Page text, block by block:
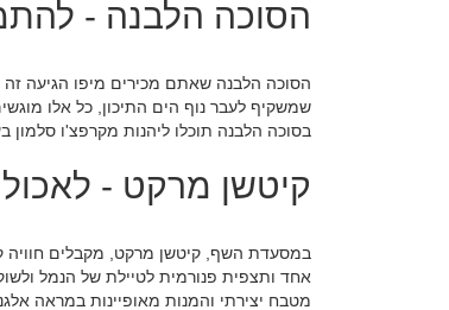
הסוכה הלבנה -
הסוכה הלבנה שאתם מכירים מיפו הגיעה
שמשקיף לעבר נוף הים התיכון, כל אלו
בסוכה הלבנה תוכלו ליהנות מקרפצ'ו סלמון
קיטשן מרקט -
במסעדת השף, קיטשן מרקט, מקבלים חוויה
אחד ותצפית פנורמית לטיילת של הנמל
מטבח יצירתי והמנות מאופיינות במראה